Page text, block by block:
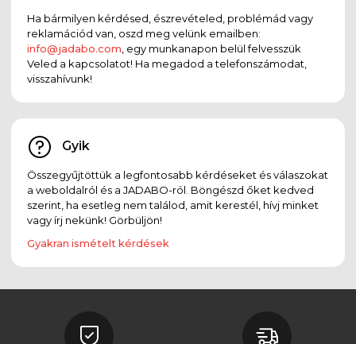
Ha bármilyen kérdésed, észrevételed, problémád vagy
reklamációd van, oszd meg velünk emailben:
info@jadabo.com , egy munkanapon belül felvesszük
Veled a kapcsolatot! Ha megadod a telefonszámodat,
visszahívunk!
Gyik
Összegyűjtöttük a legfontosabb kérdéseket és válaszokat
a weboldalról és a JADABO-ról. Böngészd őket kedved
szerint, ha esetleg nem találod, amit kerestél, hívj minket
vagy írj nekünk! Görbüljön!
Gyakran ismételt kérdések